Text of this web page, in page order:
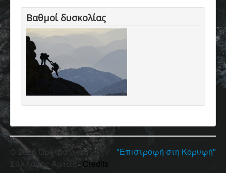
Βαθμοί δυσκολίας
"Επιστροφή στη Κορυφή"
© 2026 Ορειβατικός
Σύλλογος Άρτας, Credits